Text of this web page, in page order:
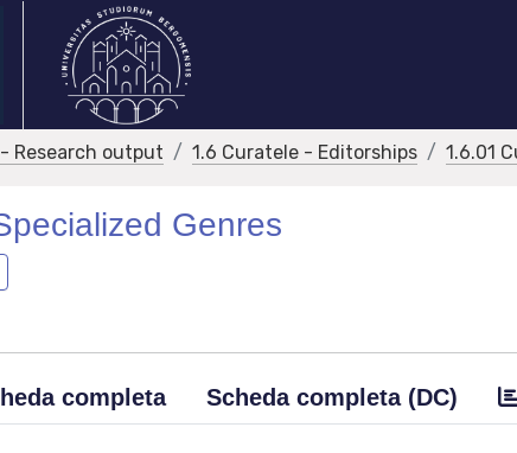
Research output 1.6 Curatele - Editorships 1.6.01
Genres
completa Scheda completa (DC)